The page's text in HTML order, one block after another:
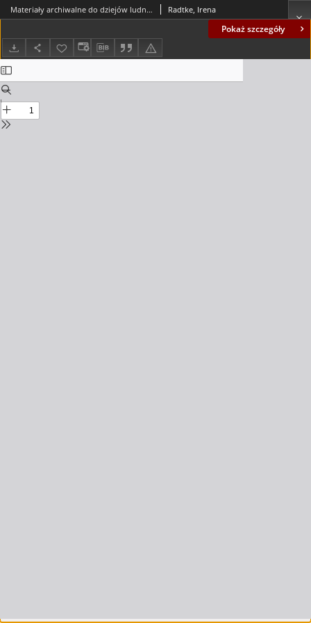
Pokaż szczegóły
Materiały archiwalne do dziejów ludności polskiej b. prowincji Grenzmark Posen-Westpreussen (1920-1945) w Archiwum Państwowym w Poznaniu Radtke, Irena